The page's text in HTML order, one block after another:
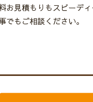
お見積もりもスピーディ
でもご相談ください。